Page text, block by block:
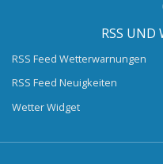
RSS UND
RSS Feed Wetterwarnungen
RSS Feed Neuigkeiten
Wetter Widget